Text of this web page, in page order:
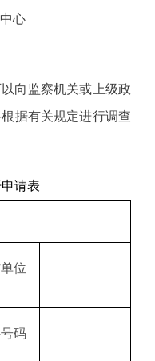
心
向监察机关或上级政
据有关规定进行调查
请表
位
码